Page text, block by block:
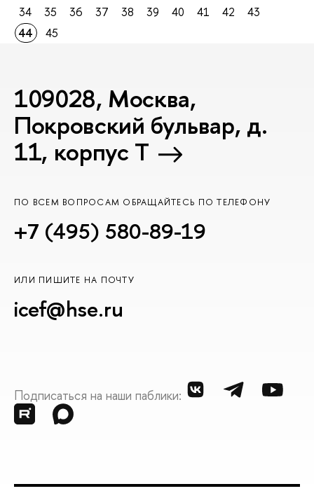
34
35 36 37 38 39 40 41 42
43
44
45
109028, Москва,
Покровский бульвар, д.
11, корпус T
ПО ВСЕМ ВОПРОСАМ ОБРАЩАЙТЕСЬ ПО ТЕЛЕФОНУ
+7 (495) 580-89-19
ИЛИ ПИШИТЕ НА ПОЧТУ
icef@hse.ru
Подписаться на наши паблики: